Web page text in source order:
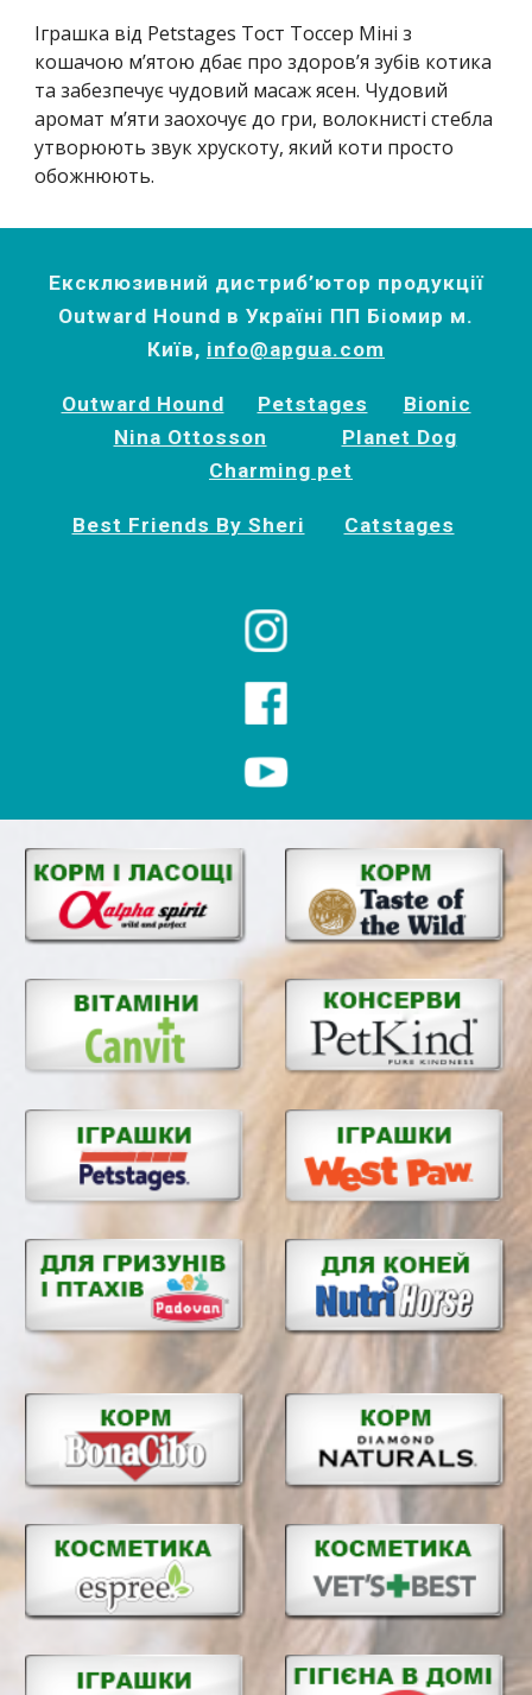
Іграшка від Petstages Тост Тоссер Міні з
кошачою м’ятою дбає про здоров’я зубів котика
та забезпечує чудовий масаж ясен. Чудовий
аромат м’яти заохочує до гри, волокнисті стебла
утворюють звук хрускоту, який коти просто
обожнюють.
Ексклюзивний дистриб’ютор продукції
Outward Hound в Україні ПП Біомир м.
Київ, info@apgua.com
Outward Hound Petstages
Bionic
Nina Ottosson
Planet Dog
Charming pet
Best Friends By Sheri Catstages